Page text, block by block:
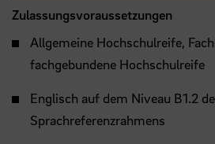
Zulassungsvoraussetzungen
Allgemeine Hochschulreife,
fachgebundene Hochschulreife
Englisch auf dem Niveau B1.2
Sprachreferenzrahmens